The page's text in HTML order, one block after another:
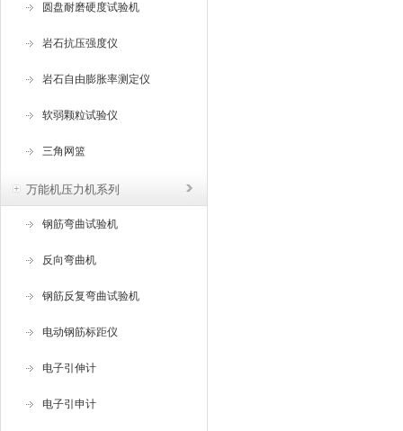
圆盘耐磨硬度试验机
岩石抗压强度仪
岩石自由膨胀率测定仪
软弱颗粒试验仪
三角网篮
万能机压力机系列
钢筋弯曲试验机
反向弯曲机
钢筋反复弯曲试验机
电动钢筋标距仪
电子引伸计
电子引申计